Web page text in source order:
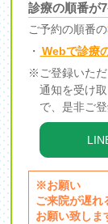
診療の順番が
ご予約の順番の
・ Webで診療
※ご登録いた
通知を受け
で、是非ご登
※お願い
ご来院が遅れ
お願い致しま